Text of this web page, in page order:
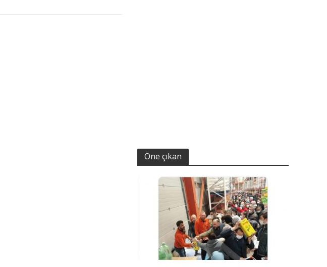
Öne çıkan